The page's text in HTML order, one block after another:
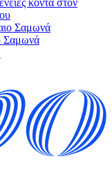
κοντά στον
Σαμωνά
Σαμωνά